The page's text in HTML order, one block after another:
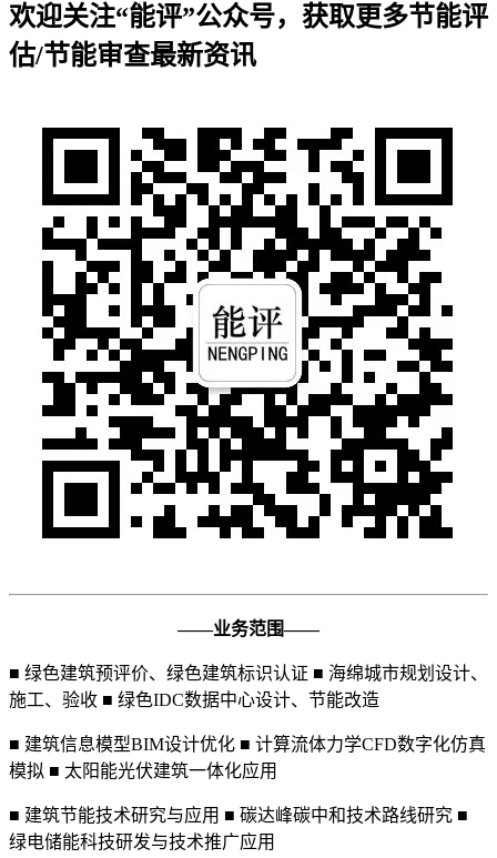
欢迎关注“能评”公众号，获取更多节能评
估/节能审查最新资讯
——业务范围——
■ 绿色建筑预评价、绿色建筑标识认证 ■ 海绵城市规划设计、
施工、验收 ■ 绿色IDC数据中心设计、节能改造
■ 建筑信息模型BIM设计优化 ■ 计算流体力学CFD数字化仿真
模拟 ■ 太阳能光伏建筑一体化应用
■ 建筑节能技术研究与应用 ■ 碳达峰碳中和技术路线研究 ■
绿电储能科技研发与技术推广应用